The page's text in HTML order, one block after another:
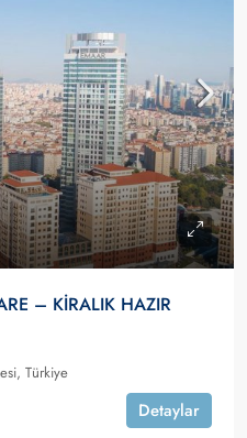
– KİRALIK HAZIR
Türkiye
Detaylar